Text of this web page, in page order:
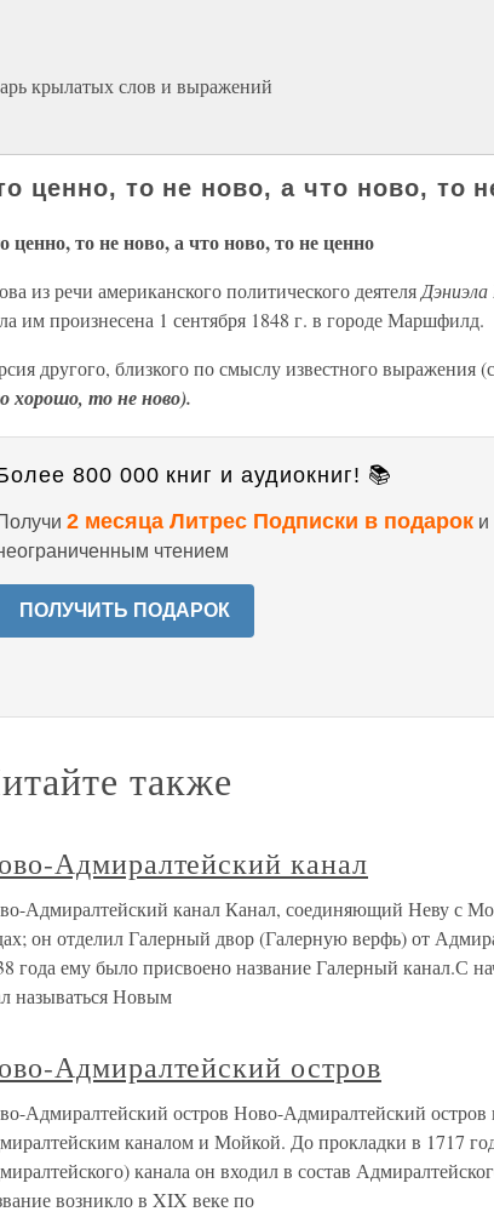
крылатых слов и выражений
ценно, то не ново, а что ново, то
ценно, то не ново, а что ново, то не ценно
из речи американского политического деятеля
им произнесена 1 сентября 1848 г. в городе Маршфилд.
другого, близкого по смыслу известного выражения
хорошо, то не ново).
800 000 книг и аудиокниг! 📚
2 месяца Литрес Подписки в подарок и
чтением
ПОЛУЧИТЬ ПОДАРОК
также
Адмиралтейский канал
Адмиралтейский канал Канал, соединяющий Неву с
он отделил Галерный двор (Галерную верфь) от
года ему было присвоено название Галерный канал.С
называться Новым
Адмиралтейский остров
Адмиралтейский остров Ново-Адмиралтейский
каналом и Мойкой. До прокладки в 1717
канала он входил в состав
возникло в XIX веке по